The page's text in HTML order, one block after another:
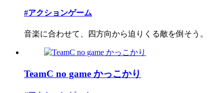
#アクションゲーム
音楽に合わせて、四方向から迫りくる敵を倒そう。
TeamC no game かっこかり